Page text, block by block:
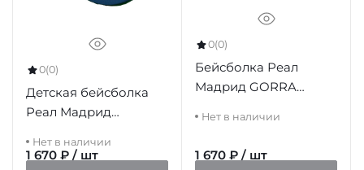
0(0)
Детская бейсболка
Реал Мадрид
синяя
Нет в наличии
1 670 ₽ / шт
0(0)
Бейсболка Реал
Мадрид GORRA
Нет в наличии
1 670 ₽ / шт